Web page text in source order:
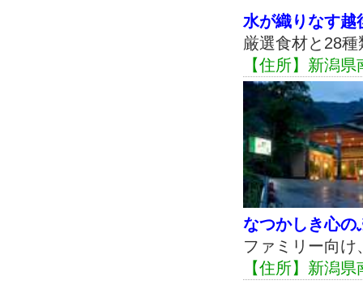
水が織りなす
厳選食材と28
【住所】新潟
なつかしき心
ファミリー向
【住所】新潟